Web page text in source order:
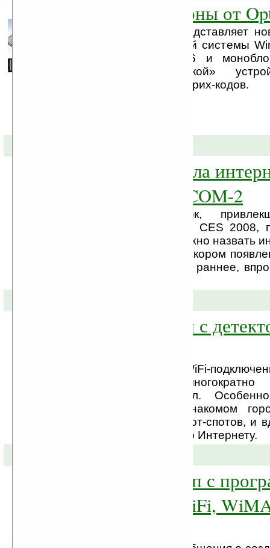
Новые смартфоны от
Компания Opticon представляет
на базе операционной системы
слайдер Opticon H16 и
Основной «изюминкой»
встроенный сканер штрих-кодов.
Sony представила
планшет Mylo COM-2
Одной из новинок,
посетителей выставки CES 2008,
днях в Лас-Вегасе, можно назвать
Sony Mylo COM-2. О скором
мы уже рассказывали раннее,
Наручные часы с
Иногда настройка WiFi-
превращается в многократно
утомительный ритуал.
командировке в незнакомом
месторасположения хот-спотов, и
понадобилась связь по Интернету.
Intel создала чип с
реализацией WiFi,